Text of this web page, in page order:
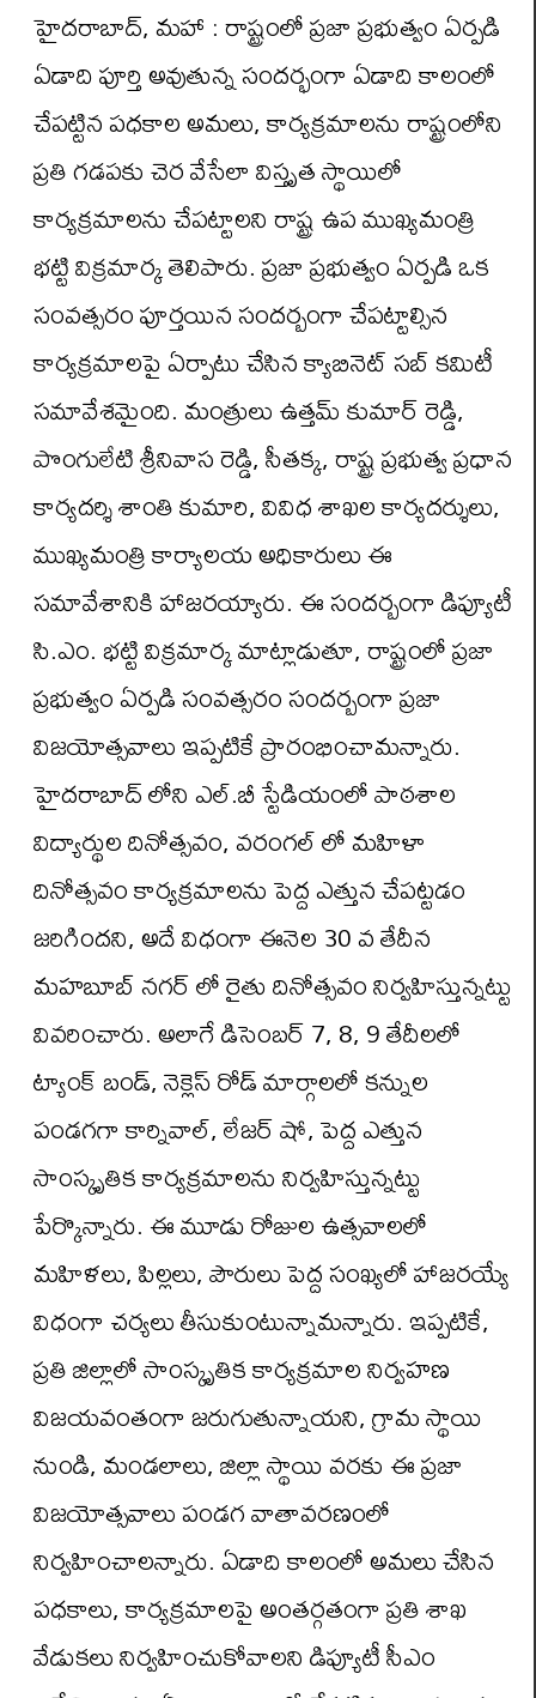
హైదరాబాద్, మహా : రాష్ట్రంలో ప్రజా ప్రభుత్వం ఏర్పడి
ఏడాది పూర్తి అవుతున్న సందర్భంగా ఏడాది కాలంలో
చేపట్టిన పధకాల అమలు, కార్యక్రమాలను రాష్ట్రంలోని
ప్రతి గడపకు చెర వేసేలా విస్తృత స్థాయిలో
కార్యక్రమాలను చేపట్టాలని రాష్ట్ర ఉప ముఖ్యమంత్రి
భట్టి విక్రమార్క తెలిపారు. ప్రజా ప్రభుత్వం ఏర్పడి ఒక
సంవత్సరం పూర్తయిన సందర్బంగా చేపట్టాల్సిన
కార్యక్రమాలపై ఏర్పాటు చేసిన క్యాబినెట్ సబ్ కమిటీ
సమావేశమైంది. మంత్రులు ఉత్తమ్ కుమార్ రెడ్డి,
పొంగులేటి శ్రీనివాస రెడ్డి, సీతక్క, రాష్ట్ర ప్రభుత్వ ప్రధాన
కార్యదర్శి శాంతి కుమారి, వివిధ శాఖల కార్యదర్శులు,
ముఖ్యమంత్రి కార్యాలయ అధికారులు ఈ
సమావేశానికి హాజరయ్యారు. ఈ సందర్బంగా డిప్యూటీ
సి.ఎం. భట్టి విక్రమార్క మాట్లాడుతూ, రాష్ట్రంలో ప్రజా
ప్రభుత్వం ఏర్పడి సంవత్సరం సందర్బంగా ప్రజా
విజయోత్సవాలు ఇప్పటికే ప్రారంభించామన్నారు.
హైదరాబాద్ లోని ఎల్.బీ స్టేడియంలో పాఠశాల
విద్యార్థుల దినోత్సవం, వరంగల్ లో మహిళా
దినోత్సవం కార్యక్రమాలను పెద్ద ఎత్తున చేపట్టడం
జరిగిందని, అదే విధంగా ఈనెల 30 వ తేదీన
మహబూబ్ నగర్ లో రైతు దినోత్సవం నిర్వహిస్తున్నట్టు
వివరించారు. అలాగే డిసెంబర్ 7, 8, 9 తేదీలలో
ట్యాంక్ బండ్, నెక్లెస్ రోడ్ మార్గాలలో కన్నుల
పండగగా కార్నివాల్, లేజర్ షో, పెద్ద ఎత్తున
సాంస్కృతిక కార్యక్రమాలను నిర్వహిస్తున్నట్టు
పేర్కొన్నారు. ఈ మూడు రోజుల ఉత్సవాలలో
మహిళలు, పిల్లలు, పౌరులు పెద్ద సంఖ్యలో హాజరయ్యే
విధంగా చర్యలు తీసుకుంటున్నామన్నారు. ఇప్పటికే,
ప్రతి జిల్లాలో సాంస్కృతిక కార్యక్రమాల నిర్వహణ
విజయవంతంగా జరుగుతున్నాయని, గ్రామ స్థాయి
నుండి, మండలాలు, జిల్లా స్థాయి వరకు ఈ ప్రజా
విజయోత్సవాలు పండగ వాతావరణంలో
నిర్వహించాలన్నారు. ఏడాది కాలంలో అమలు చేసిన
పధకాలు, కార్యక్రమాలపై అంతర్గతంగా ప్రతి శాఖ
వేడుకలు నిర్వహించుకోవాలని డిప్యూటీ సీఎం